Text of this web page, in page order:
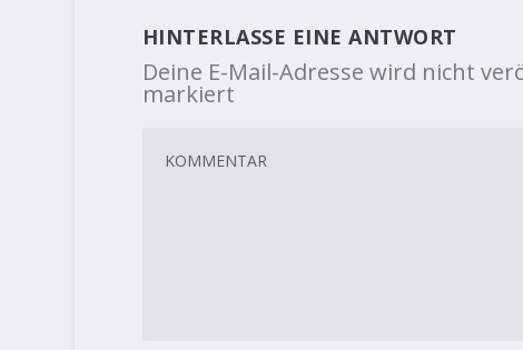
HINTERLASSE EINE ANTWORT
Deine E-Mail-Adresse wird nicht
markiert